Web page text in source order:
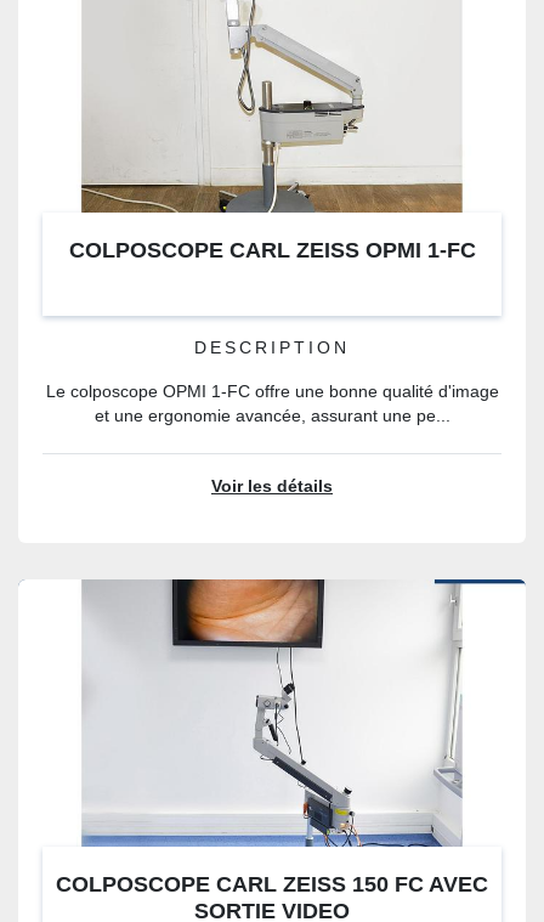
COLPOSCOPE CARL ZEISS OPMI 1-FC
DESCRIPTION
Le colposcope OPMI 1-FC offre une bonne qualité d'image
et une ergonomie avancée, assurant une pe...
Voir les détails
COLPOSCOPE CARL ZEISS 150 FC AVEC
SORTIE VIDEO